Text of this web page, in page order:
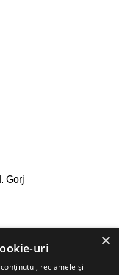
Gorj
×
uri
reclamele și